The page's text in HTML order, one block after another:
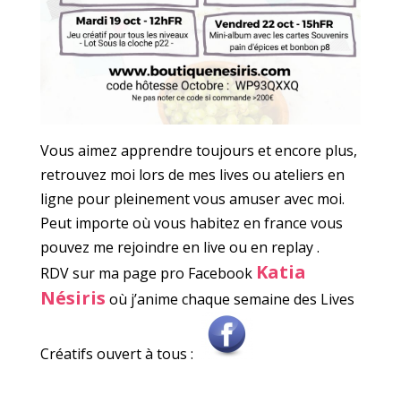
Vous aimez apprendre toujours et encore plus,
retrouvez moi lors de mes lives ou ateliers en
ligne pour pleinement vous amuser avec moi.
Peut importe où vous habitez en france vous
pouvez me rejoindre en live ou en replay .
RDV sur ma page pro Facebook Katia
Nésiris où j’anime chaque semaine des Lives
Créatifs ouvert à tous :